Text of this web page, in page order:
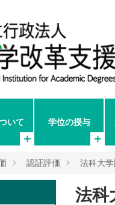
いて 学位の授与
認証評価 法科大
法科